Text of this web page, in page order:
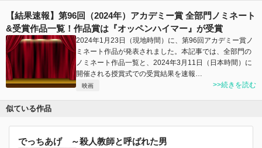
【結果速報】第96回（2024年）アカデミー賞 全部門ノミネート
&受賞作品一覧！作品賞は『オッペンハイマー』が受賞
2024年1月23日（現地時間）に、第96回アカデミー賞ノ
ミネート作品が発表されました。本記事では、全部門の
ノミネート作品一覧と、2024年3月11日（日本時間）に
開催される授賞式での受賞結果を速報…
映画 >>続きを読む
似ている作品
でっちあげ ～殺人教師と呼ばれた男